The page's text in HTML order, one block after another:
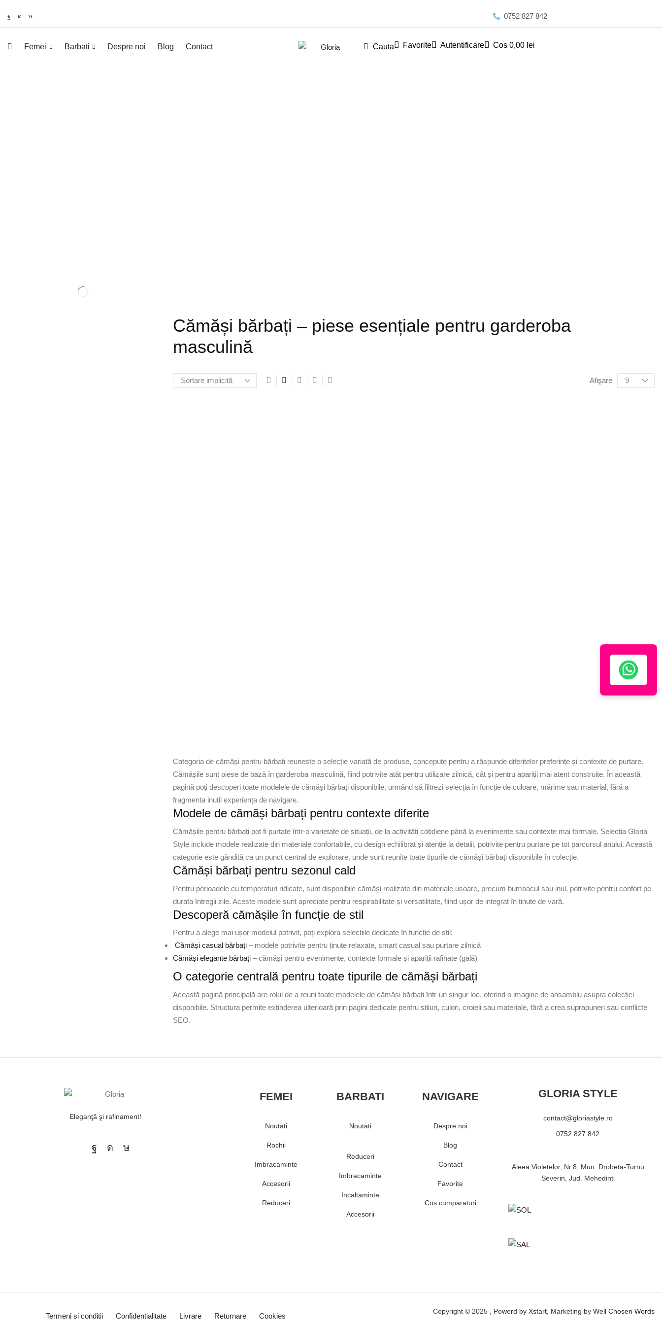
0752 827 842
Femei Barbati Despre noi Blog Contact Cauta Favorite Autentificare Cos 0,00 lei
Cămăși bărbați – piese esențiale pentru garderoba
masculină
Afişare
Categoria de cămăși pentru bărbați reunește o selecție variată de produse, concepute pentru a răspunde diferitelor preferințe și contexte de purtare.
Cămășile sunt piese de bază în garderoba masculină, fiind potrivite atât pentru utilizare zilnică, cât și pentru apariții mai atent construite. În această
pagină poți descoperi toate modelele de cămăși bărbați disponibile, urmând să filtrezi selecția în funcție de culoare, mărime sau material, fără a
fragmenta inutil experiența de navigare.
Modele de cămăși bărbați pentru contexte diferite
Cămășile pentru bărbați pot fi purtate într-o varietate de situații, de la activități cotidiene până la evenimente sau contexte mai formale. Selecția Gloria
Style include modele realizate din materiale confortabile, cu design echilibrat și atenție la detalii, potrivite pentru purtare pe tot parcursul anului. Această
categorie este gândită ca un punct central de explorare, unde sunt reunite toate tipurile de cămăși bărbați disponibile în colecție.
Cămăși bărbați pentru sezonul cald
Pentru perioadele cu temperaturi ridicate, sunt disponibile cămăși realizate din materiale ușoare, precum bumbacul sau inul, potrivite pentru confort pe
durata întregii zile. Aceste modele sunt apreciate pentru respirabilitate și versatilitate, fiind ușor de integrat în ținute de vară.
Descoperă cămășile în funcție de stil
Pentru a alege mai ușor modelul potrivit, poți explora selecțiile dedicate în funcție de stil:
Cămăși casual bărbați – modele potrivite pentru ținute relaxate, smart casual sau purtare zilnică
Cămăși elegante bărbați – cămăși pentru evenimente, contexte formale și apariții rafinate (gală)
O categorie centrală pentru toate tipurile de cămăși bărbați
Această pagină principală are rolul de a reuni toate modelele de cămăși bărbați într-un singur loc, oferind o imagine de ansamblu asupra colecției
disponibile. Structura permite extinderea ulterioară prin pagini dedicate pentru stiluri, culori, croieli sau materiale, fără a crea suprapuneri sau conflicte
SEO.
Eleganţă şi rafinament!
FEMEI
Noutati
Rochii
Imbracaminte
Accesorii
Reduceri
BARBATI
Noutati
Reduceri
Imbracaminte
Incaltaminte
Accesorii
NAVIGARE
Despre noi
Blog
Contact
Favorite
Cos cumparaturi
GLORIA STYLE
contact@gloriastyle.ro
0752 827 842
Aleea Violetelor, Nr.8, Mun. Drobeta-Turnu
Severin, Jud. Mehedinti
Termeni si conditii Confidentialitate Livrare Returnare Cookies
Copyright © 2025 , Powerd by Xstart , Marketing by Well Chosen Words